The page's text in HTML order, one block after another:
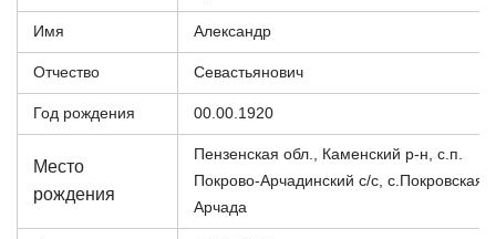
Имя Александр
Отчество Севастьянович
Год рождения 00.00.1920
Место
рождения
Пензенская обл., Каменский р-н, с.п.
Покрово-Арчадинский с/с, с.Покровская
Арчада